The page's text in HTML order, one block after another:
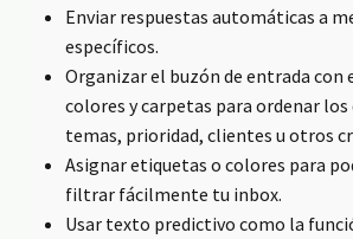
Enviar respuestas automáticas a
específicos.
Organizar el buzón de entrada con
colores y carpetas para ordenar
temas, prioridad, clientes u otros
Asignar etiquetas o colores para
filtrar fácilmente tu inbox.
Usar texto predictivo como la